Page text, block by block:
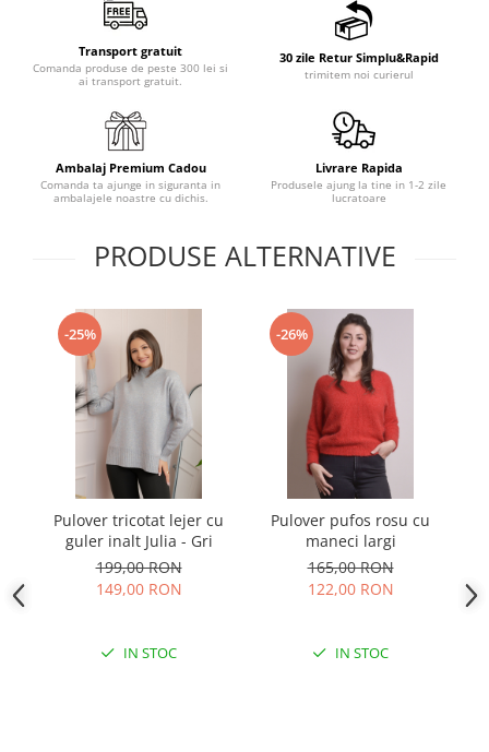
Transport gratuit
Comanda produse de peste 300 lei si
ai transport gratuit.
30 zile Retur Simplu&Rapid
trimitem noi curierul
Ambalaj Premium Cadou
Comanda ta ajunge in siguranta in
ambalajele noastre cu dichis.
Livrare Rapida
Produsele ajung la tine in 1-2 zile
lucratoare
PRODUSE ALTERNATIVE
-25%
Pulover tricotat lejer cu
guler inalt Julia - Gri
199,00 RON
149,00 RON
IN STOC
-26%
Pulover pufos rosu cu
maneci largi
165,00 RON
122,00 RON
IN STOC